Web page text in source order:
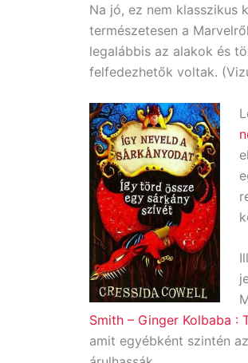
Na jó, ez nem
természetesen a
legalábbis az alakok és
felfedezhetők voltak.
Smith – Ginger Kolbaba :
amit egyébként szintén